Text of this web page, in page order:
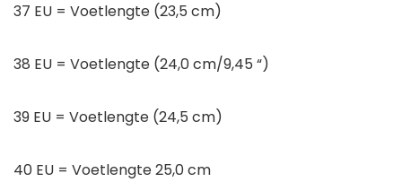
37 EU = Voetlengte (23,5 cm)
38 EU = Voetlengte (24,0 cm/9,45 “)
39 EU = Voetlengte (24,5 cm)
40 EU = Voetlengte 25,0 cm